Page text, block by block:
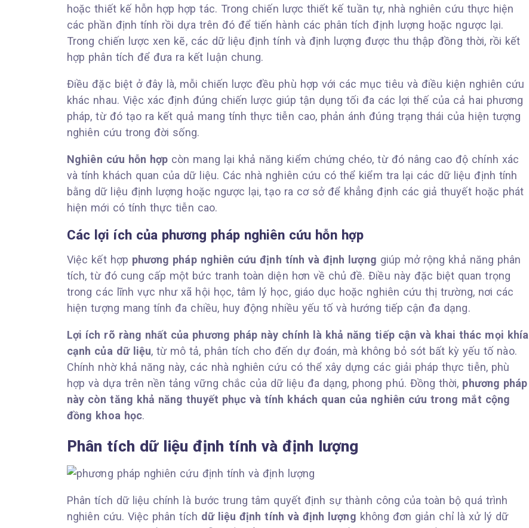
hoặc thiết kế hỗn hợp hợp tác. Trong chiến lược thiết kế tuần tự, nhà nghiên cứu thực hiện
các phần định tính rồi dựa trên đó để tiến hành các phân tích định lượng hoặc ngược lại.
Trong chiến lược xen kẽ, các dữ liệu định tính và định lượng được thu thập đồng thời, rồi kết
hợp phân tích để đưa ra kết luận chung.
Điều đặc biệt ở đây là, mỗi chiến lược đều phù hợp với các mục tiêu và điều kiện nghiên cứu
khác nhau. Việc xác định đúng chiến lược giúp tận dụng tối đa các lợi thế của cả hai phương
pháp, từ đó tạo ra kết quả mang tính thực tiễn cao, phản ánh đúng trạng thái của hiện tượng
nghiên cứu trong đời sống.
Nghiên cứu hỗn hợp còn mang lại khả năng kiểm chứng chéo, từ đó nâng cao độ chính xác
và tính khách quan của dữ liệu. Các nhà nghiên cứu có thể kiểm tra lại các dữ liệu định tính
bằng dữ liệu định lượng hoặc ngược lại, tạo ra cơ sở để khẳng định các giả thuyết hoặc phát
hiện mới có tính thực tiễn cao.
Các lợi ích của phương pháp nghiên cứu hỗn hợp
Việc kết hợp phương pháp nghiên cứu định tính và định lượng giúp mở rộng khả năng phân
tích, từ đó cung cấp một bức tranh toàn diện hơn về chủ đề. Điều này đặc biệt quan trọng
trong các lĩnh vực như xã hội học, tâm lý học, giáo dục hoặc nghiên cứu thị trường, nơi các
hiện tượng mang tính đa chiều, huy động nhiều yếu tố và hướng tiếp cận đa dạng.
Lợi ích rõ ràng nhất của phương pháp này chính là khả năng tiếp cận và khai thác mọi khía
cạnh của dữ liệu, từ mô tả, phân tích cho đến dự đoán, mà không bỏ sót bất kỳ yếu tố nào.
Chính nhờ khả năng này, các nhà nghiên cứu có thể xây dựng các giải pháp thực tiễn, phù
hợp và dựa trên nền tảng vững chắc của dữ liệu đa dạng, phong phú. Đồng thời, phương pháp
này còn tăng khả năng thuyết phục và tính khách quan của nghiên cứu trong mắt cộng
đồng khoa học.
Phân tích dữ liệu định tính và định lượng
Phân tích dữ liệu chính là bước trung tâm quyết định sự thành công của toàn bộ quá trình
nghiên cứu. Việc phân tích dữ liệu định tính và định lượng không đơn giản chỉ là xử lý dữ